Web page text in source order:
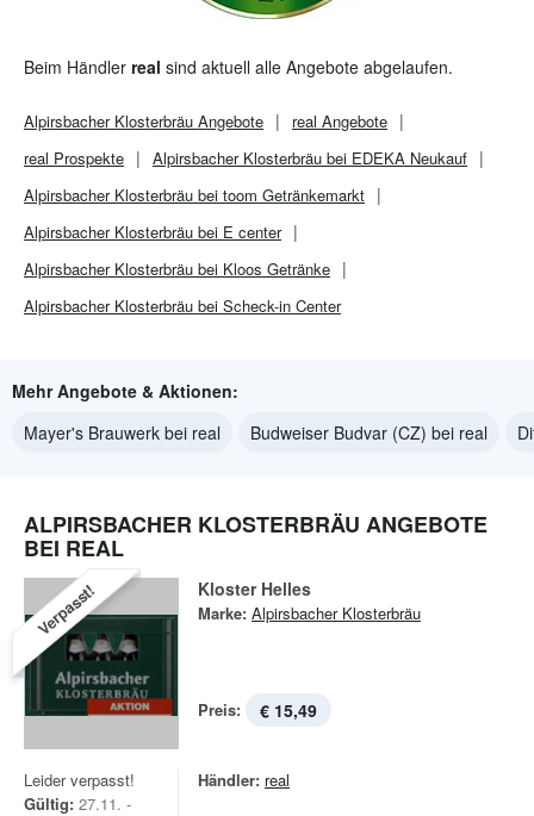
Beim Händler real sind aktuell alle Angebote abgelaufen.
Alpirsbacher Klosterbräu Angebote real Angebote
real Prospekte
Alpirsbacher Klosterbräu bei EDEKA Neukauf
Alpirsbacher Klosterbräu bei toom Getränkemarkt
Alpirsbacher Klosterbräu bei E center
Alpirsbacher Klosterbräu bei Kloos Getränke
Alpirsbacher Klosterbräu bei Scheck-in Center
Mehr Angebote & Aktionen:
Mayer's Brauwerk bei real
Budweiser Budvar (CZ) bei real
ALPIRSBACHER KLOSTERBRÄU ANGEBOTE
BEI REAL
Verpasst! Kloster Helles
Marke: Alpirsbacher Klosterbräu
Preis: € 15,49
Leider verpasst!
Gültig: 27.11. -
Händler: real